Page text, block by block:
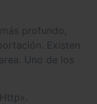
profundo,
Existen
Uno de los